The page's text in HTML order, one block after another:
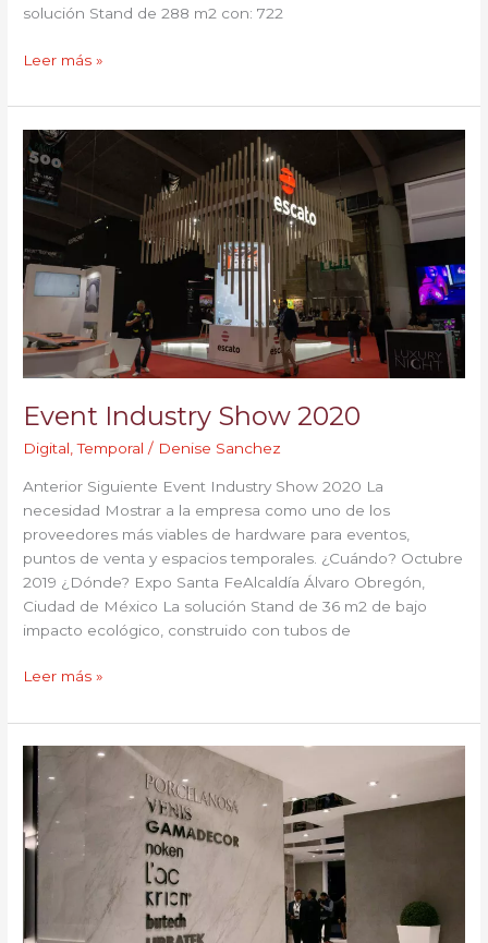
solución Stand de 288 m2 con: 722
Leer más »
Event Industry Show 2020
Digital,Temporal / Denise Sanchez
Anterior Siguiente Event Industry Show 2020 La
necesidad Mostrar a la empresa como uno de los
proveedores más viables de hardware para eventos,
puntos de venta y espacios temporales. ¿Cuándo? Octubre
2019 ¿Dónde? Expo Santa FeAlcaldía Álvaro Obregón,
Ciudad de México La solución Stand de 36 m2 de bajo
impacto ecológico, construido con tubos de
Event
Industry
Show
Leer más »
Porcelanosa
2019